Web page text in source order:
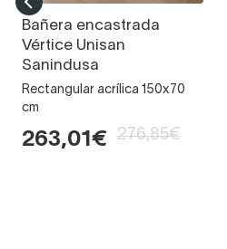
Bañera encastrada
Vértice Unisan
Sanindusa
Rectangular acrílica 150x70
cm
263,01€ 276,85€